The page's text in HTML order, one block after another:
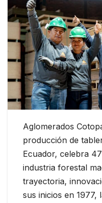
Aglomerados
producción de
Ecuador, celebra
industria forestal
trayectoria,
sus inicios en 1977,